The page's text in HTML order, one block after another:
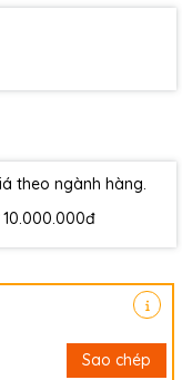
theo ngành hàng.
Sao chép